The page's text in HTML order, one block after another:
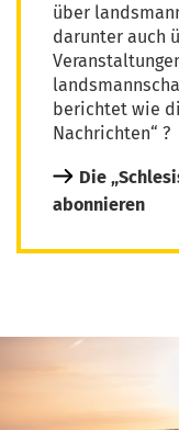
über
darunter auch
berichtet wie
Nachrichten“ ?
Die
abonnieren